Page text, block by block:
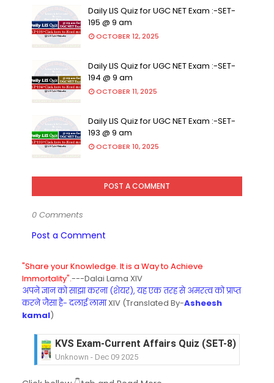
Daily LIS Quiz for UGC NET Exam :-SET-
195 @ 9 am
OCTOBER 12, 2025
Daily LIS Quiz for UGC NET Exam :-SET-
194 @ 9 am
OCTOBER 11, 2025
Daily LIS Quiz for UGC NET Exam :-SET-
193 @ 9 am
OCTOBER 10, 2025
POST A COMMENT
0 Comments
Post a Comment
"Share your Knowledge. It is a Way to Achieve
Immortality".---Dalai Lama XIV
अपने ज्ञान को साझा करना (शेयर), यह एक तरह से अमरत्व को प्राप्त
करने जैसा है- दलाई लामाXIV (Translated By-Asheesh
kamal)
KVS Exam-Current Affairs Quiz (SET-8) in
Unknown - Dec 09 2025